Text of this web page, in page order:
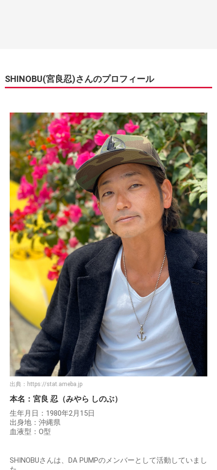
SHINOBU(宮良忍)さんのプロフィール
出典： https://stat.ameba.jp
本名：宮良 忍（みやら しのぶ）
生年月日：1980年2月15日
出身地：沖縄県
血液型：O型
SHINOBUさんは、DA PUMPのメンバーとして活動していまし